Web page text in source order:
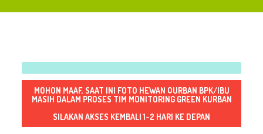
MOHON MAAF, SAAT INI FOTO HEWAN QURBAN BPK/IBU
MASIH DALAM PROSES TIM MONITORING GREEN KURBAN
SILAKAN AKSES KEMBALI 1-2 HARI KE DEPAN